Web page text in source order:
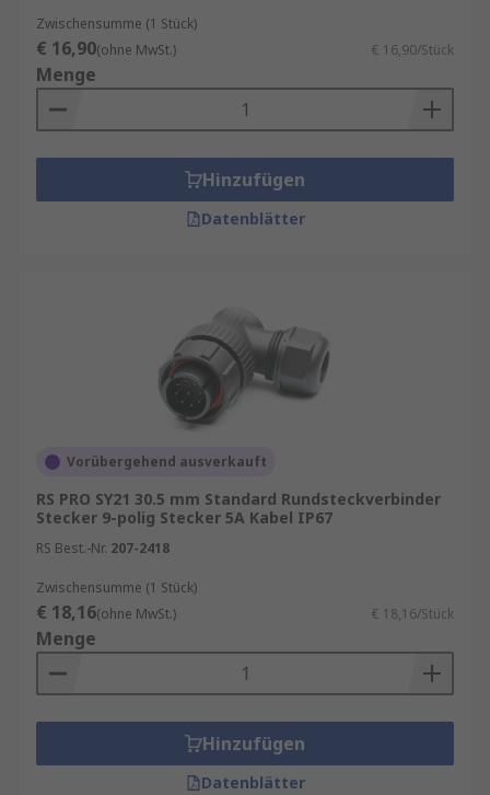
Zwischensumme (1 Stück)
€ 16,90(ohne MwSt.) € 16,90/Stück
Menge
Hinzufügen
Datenblätter
Vorübergehend ausverkauft
RS PRO SY21 30.5 mm Standard Rundsteckverbinder
Stecker 9-polig Stecker 5A Kabel IP67
RS Best.-Nr. 207-2418
Zwischensumme (1 Stück)
€ 18,16(ohne MwSt.) € 18,16/Stück
Menge
Hinzufügen
Datenblätter